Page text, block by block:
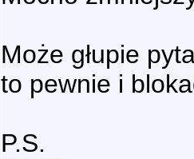
Może głupie
to pewnie i
P.S.